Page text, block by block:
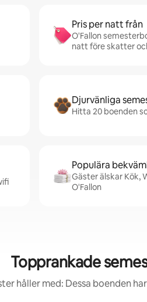
Pris per natt från
O'Fallon
natt före skatter
Djurvänliga
Hitta 20 boenden
Populära
Gäster älskar Kök,
O'Fallon
Topprankade
håller med: Dessa boenden